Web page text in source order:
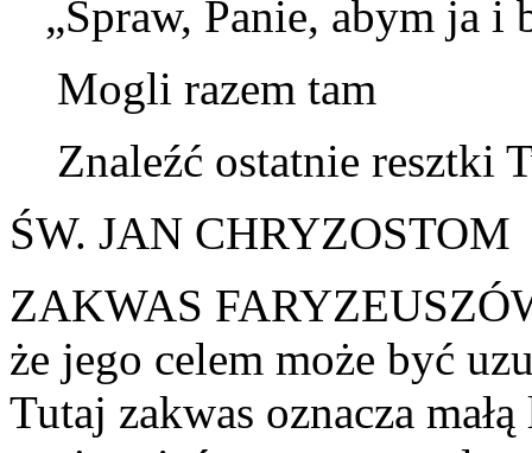
„Spraw, Panie, abym ja i
Mogli razem tam
Znaleźć ostatnie resztki
ŚW. JAN CHRYZOSTOM
ZAKWAS
że ​​jego celem może być
Tutaj zakwas oznacza